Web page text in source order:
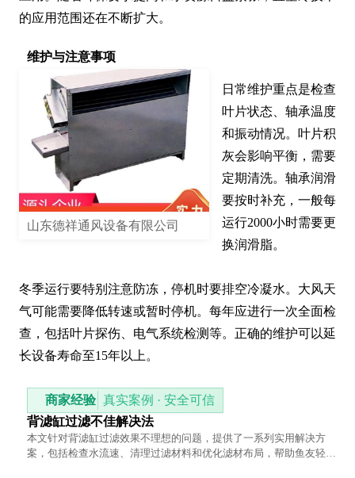
的应用范围还在不断扩大。
维护与注意事项
山东德祥通风设备有限公司
日常维护重点是检查
叶片状态、轴承温度
和振动情况。叶片积
灰会影响平衡，需要
定期清洗。轴承润滑
要按时补充，一般每
运行2000小时需要更
换润滑脂。
冬季运行要特别注意防冻，停机时要排空冷凝水。大风天
气可能需要降低转速或暂时停机。每年应进行一次全面检
查，包括叶片探伤、电气系统检测等。正确的维护可以延
长设备寿命至15年以上。
商家经验 真实案例 · 安全可信
背滤缸过滤不佳解决法
本文针对背滤缸过滤效果不理想的问题，提供了一系列实用解决方
案，包括检查水流速、清理过滤材料和优化滤材布局，帮助鱼友轻松